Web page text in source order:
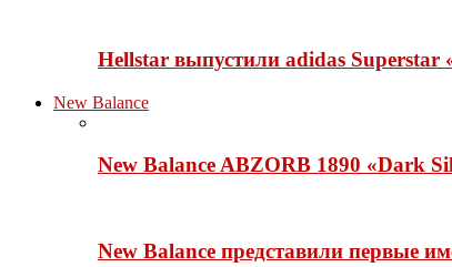
Hellstar выпустили adidas Superstar
New Balance
New Balance ABZORB 1890 «Dark
New Balance представили первые